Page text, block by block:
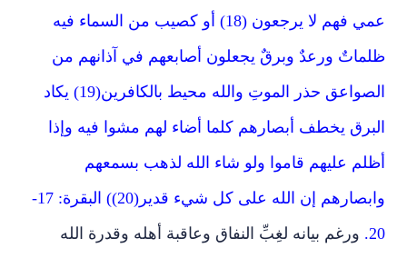
عمي فهم لا يرجعون (18) أو كصيب من السماء فيه
ظلماتٌ ورعدٌ وبرقٌ يجعلون أصابعهم في آذانهم من
الصواعق حذر الموتِ والله محيط بالكافرين(19) يكاد
البرق يخطف أبصارهم كلما أضاء لهم مشوا فيه وإذا
أظلم عليهم قاموا ولو شاء الله لذهب بسمعهم
وابصارهم إن الله على كل شيء قدير(20)) البقرة: 17-
20. ورغم بيانه لغِبِّ النفاق وعاقبة أهله وقدرة الله